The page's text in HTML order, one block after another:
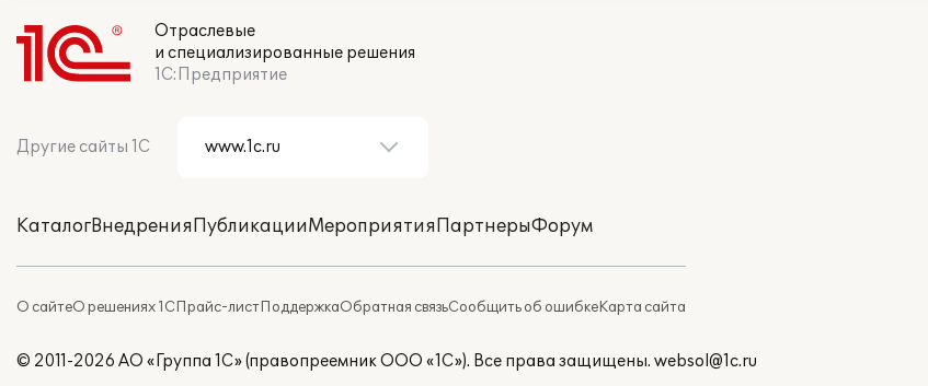
Отраслевые
и специализированные решения
1С:Предприятие
Другие сайты 1С
КаталогВнедренияПубликацииМероприятияПартнерыФорум
О сайтеО решениях 1СПрайс-листПоддержкаОбратная связьСообщить об ошибкеКарта сайта
© 2011-2026 АО «Группа 1С» (правопреемник ООО «1С»). Все права защищены. websol@1c.ru